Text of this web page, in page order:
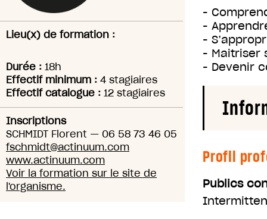
Lieu(x) de formation :
Durée : 18h
Effectif minimum : 4 stagiaires
Effectif catalogue : 12 stagiaires
Inscriptions
SCHMIDT Florent — 06 58 73 46 05
fschmidt@actinuum.com
www.actinuum.com
Voir la formation sur le site de
l'organisme.
-
-
-
- Maitriser
- Devenir
Profil
Publics